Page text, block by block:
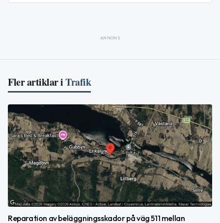
ANNONS
Fler artiklar iTrafik
Reparation av beläggningsskador på väg 511 mellan